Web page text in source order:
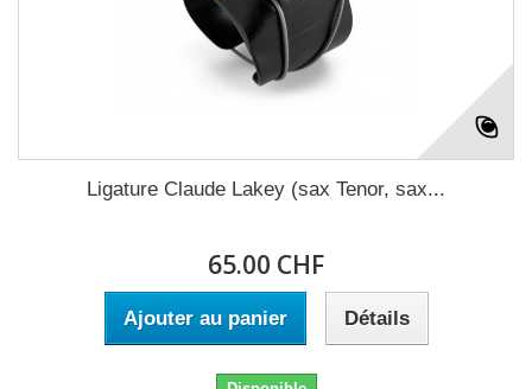
Ligature Claude Lakey (sax Tenor, sax...
65.00 CHF
Ajouter au panier Détails